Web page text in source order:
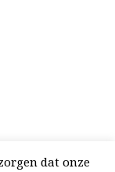
dat onze